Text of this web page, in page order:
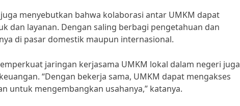
menyebutkan bahwa kolaborasi antar UMKM dapat
dan layanan. Dengan saling berbagi pengetahuan dan
di pasar domestik maupun internasional.
jaringan kerjasama UMKM lokal dalam negeri juga
“Dengan bekerja sama, UMKM dapat mengakses
untuk mengembangkan usahanya,” katanya.